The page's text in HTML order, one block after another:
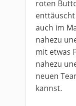
roten
auch im
nahezu
mit etwas
nahezu
neuen
kannst.